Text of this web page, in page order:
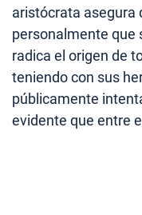
aristócrata asegura
personalmente que
radica el origen de
teniendo con sus
públicamente
evidente que entre